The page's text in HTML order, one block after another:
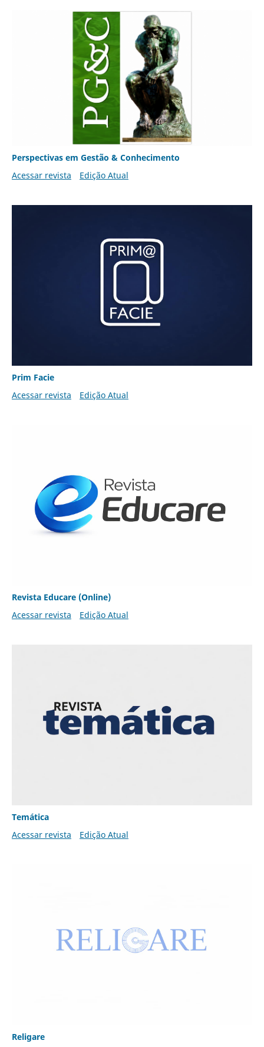
Perspectivas em Gestão & Conhecimento
Acessar revista
Edição Atual
Prim Facie
Acessar revista
Edição Atual
Revista Educare (Online)
Acessar revista
Edição Atual
Temática
Acessar revista
Edição Atual
Religare